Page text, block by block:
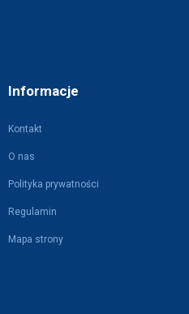
Informacje
Kontakt
O nas
Polityka prywatności
Regulamin
Mapa strony